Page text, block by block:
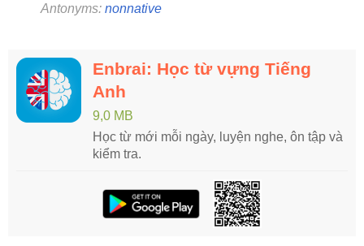
Antonyms: nonnative
Enbrai: Học từ vựng Tiếng
Anh
9,0 MB
Học từ mới mỗi ngày, luyện nghe, ôn tập và
kiểm tra.